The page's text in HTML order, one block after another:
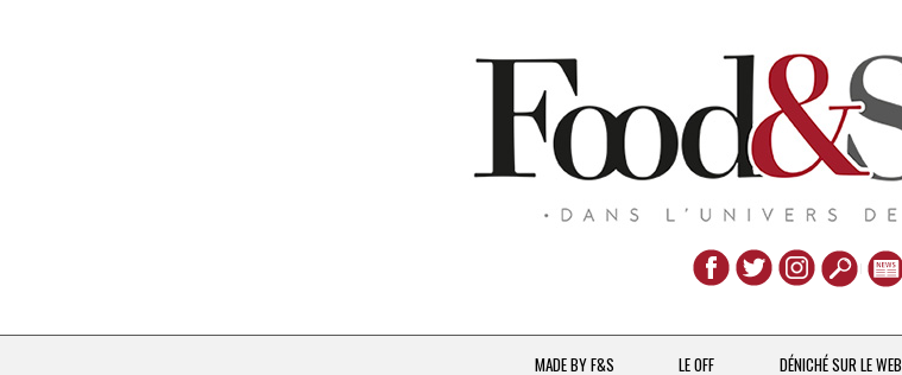
Aller
au
MADE BY F&S LE OFF DÉNICHÉ SUR LE WEB